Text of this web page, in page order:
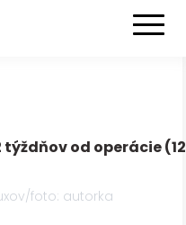
od operácie
foto: autorka